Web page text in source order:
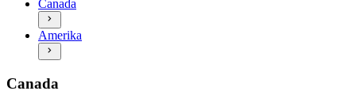
Autorijden in Canada
Praktische informatie
Meer info & inspiratie
Ontdek Amerika
Beste reistijd
Vluchten & Tussenstops
Praktische informatie
Canada
Amerika
Canada